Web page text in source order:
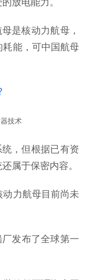
母是核动力航母，
能，可中国航母
技术
，但根据已有资
属于保密内容。
力航母目前尚未
发布了全球第一